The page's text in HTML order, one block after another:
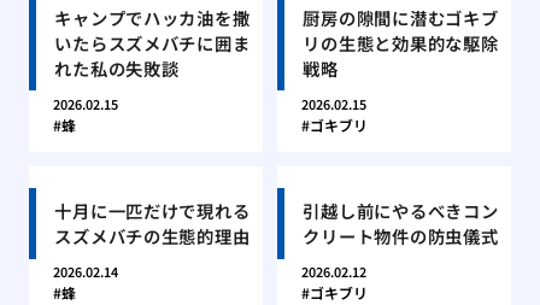
キャンプでハッカ油を撒
いたらスズメバチに囲ま
れた私の失敗談
2026.02.15
蜂
厨房の隙間に潜むゴキブ
リの生態と効果的な駆除
戦略
2026.02.15
ゴキブリ
十月に一匹だけで現れる
スズメバチの生態的理由
2026.02.14
蜂
引越し前にやるべきコン
クリート物件の防虫儀式
2026.02.12
ゴキブリ